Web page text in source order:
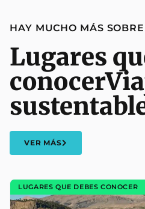
HAY MUCHO MÁS SOBRE
Lugares
conocer
VER MÁS
LUGARES QUE DEBES CONOCER